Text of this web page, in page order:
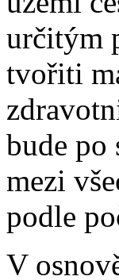
určitým
tvořiti
bude po
mezi
podle
V